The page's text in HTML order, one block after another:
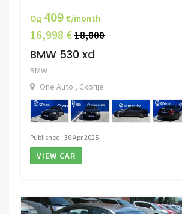
Од 409 €/month
16,998 €18,000
BMW 530 xd
BMW
One Auto , Скопје
Published : 30 Apr 2025
VIEW CAR